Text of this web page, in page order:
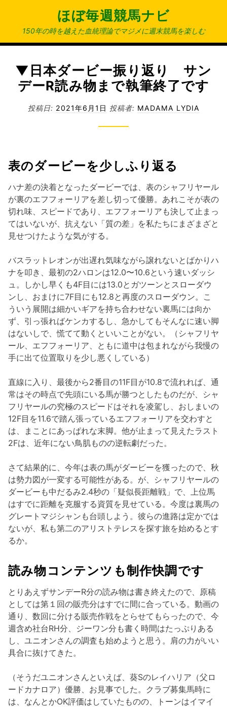
ン
ほぼ毎週競馬ナビ
150年の時を越えた血統理論でマジメに週末競馬を楽しむ
▼日本ダービー振り返り サン
デーR読み物まで執筆終了です
投稿日: 2021年6月1日 投稿者: MADAMA LYDIA
表のダービーを少しふり返る
ハナ差の決着となったダービーでは、表のシャフリヤール
が裏のエフフォーリアを差し切って優勝。あれこそが表の
切れ味、スピードであり、エフフォーリアも決して止まっ
てはいないが、抗えない「質の差」を私たちにまざまざと
見せつけたような気がする。
バスラットレオンが出遅れ気味ながら譲れないとばかりハ
ナを叩き、最初の2ハロンは12.0〜10.6という速いダッシ
ュ。しかし早くも4F目には13.0とガツーンとスローダウ
ンし、おまけに7F目にも12.8と再度のスローダウン。こ
ういう展開は細かいギアを持ち合わせない裏馬には向か
ず、引っ張ればケンカするし、急かしてもそんなに速い脚
はないしで、慌てて動くといいことがない。（シャフリヤ
ール、エフフォーリア、ともに道中は包まれながら我慢の
手に出て位置取りを少し悪くしている）
直線に入り、最後から2番目の11F目が10.8で流れれば、通
常はその時点で先頭にいる馬が勝つとしたものだが、シャ
フリヤールの究極のスピードはそれを凌駕し、おしまいの
12F目を11.6で踏ん張っているエフフォーリアを交わすと
は、まことにあっぱれな末脚。他が止まって見えたラスト
2Fは、近年にない鳥肌ものの逆転劇だった。
さて結果的に、今年は表の馬がダービーを獲ったので、秋
は勢力図が一変する可能性がある。が、シャフリヤールの
ダービーも中だるみ2.4秒の「疑似長距離戦」で、上位馬
はすでに距離を克服する資質を見せている。今度は裏馬の
グレートマジシャンも台頭しよう。彼らの進路は定かでは
ないが、私も第二のアリストテレスを探す旅を始めるとす
るか。
読み物コンテンツも制作快調です
とりあえずサンデーR分の読み物は書き終えたので、原稿
としては第１回の販売分はすでに間に合っている。動画の
通り、数回に分ける販売作戦をとらせてもらったので、今
週含め社台RH分、ジーワン分も書く時間はたっぷりある
し、ユニオンさんの調査も始めようと思う。肩の力がいい
具合に抜けてきた。
（そうだユニオンさんといえば、葵Sのレイハリア（父ロ
ードカナロア）優勝、お見事でした。クラブ募集馬時に
は、なんとかOK評価はしていたものの、トーンはイマイ